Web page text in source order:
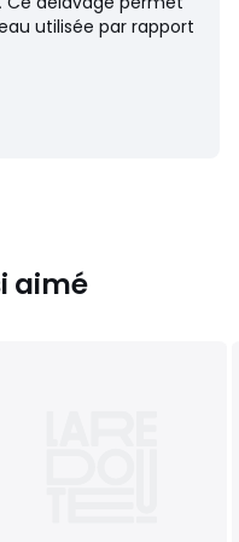
102 cm, 5 ans - 108
utilisée par rapport
aimé